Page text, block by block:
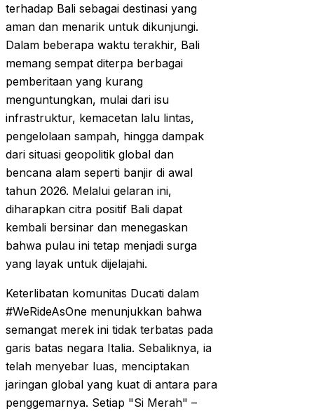
terhadap Bali sebagai destinasi yang
aman dan menarik untuk dikunjungi.
Dalam beberapa waktu terakhir, Bali
memang sempat diterpa berbagai
pemberitaan yang kurang
menguntungkan, mulai dari isu
infrastruktur, kemacetan lalu lintas,
pengelolaan sampah, hingga dampak
dari situasi geopolitik global dan
bencana alam seperti banjir di awal
tahun 2026. Melalui gelaran ini,
diharapkan citra positif Bali dapat
kembali bersinar dan menegaskan
bahwa pulau ini tetap menjadi surga
yang layak untuk dijelajahi.
Keterlibatan komunitas Ducati dalam
#WeRideAsOne menunjukkan bahwa
semangat merek ini tidak terbatas pada
garis batas negara Italia. Sebaliknya, ia
telah menyebar luas, menciptakan
jaringan global yang kuat di antara para
penggemarnya. Setiap "Si Merah" –